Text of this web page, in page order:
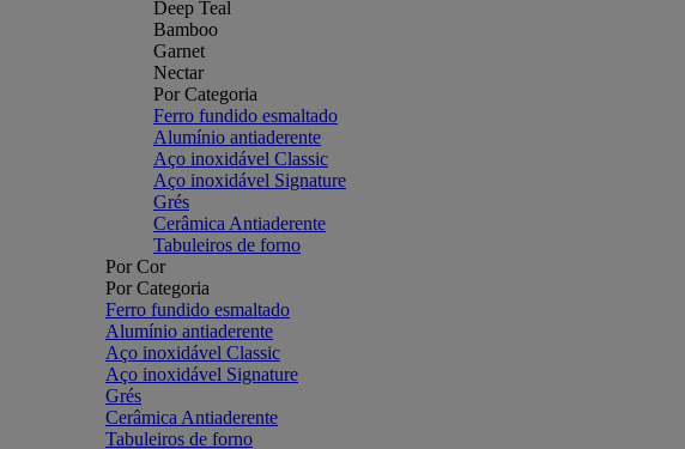
Deep Teal
Bamboo
Garnet
Nectar
Por Categoria
Ferro fundido esmaltado
Alumínio antiaderente
Aço inoxidável Classic
Aço inoxidável Signature
Grés
Cerâmica Antiaderente
Tabuleiros de forno
Por Cor
Por Categoria
Ferro fundido esmaltado
Alumínio antiaderente
Aço inoxidável Classic
Aço inoxidável Signature
Grés
Cerâmica Antiaderente
Tabuleiros de forno